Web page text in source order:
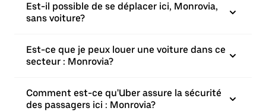
Est-il possible de se déplacer ici, Monrovia,
sans voiture?
Est-ce que je peux louer une voiture dans ce
secteur : Monrovia?
Comment est-ce qu'Uber assure la sécurité
des passagers ici : Monrovia?